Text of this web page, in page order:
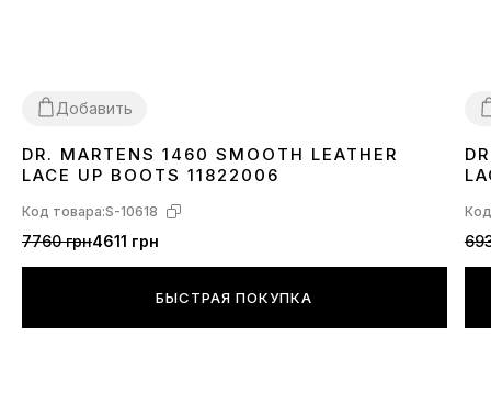
Добавить
36 373840 424344 45
DR. MARTENS 1460 SMOOTH LEATHER
LACE UP BOOTS 11822006
Код товара:S-10618
7760 грн4611 грн
БЫСТРАЯ ПОКУПКА